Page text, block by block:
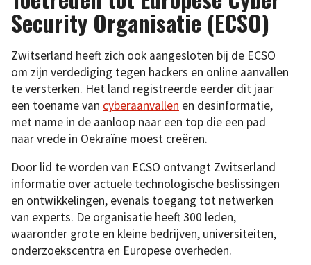
Security Organisatie (ECSO)
Zwitserland heeft zich ook aangesloten bij de ECSO
om zijn verdediging tegen hackers en online aanvallen
te versterken. Het land registreerde eerder dit jaar
een toename van cyberaanvallen en desinformatie,
met name in de aanloop naar een top die een pad
naar vrede in Oekraïne moest creëren.
Door lid te worden van ECSO ontvangt Zwitserland
informatie over actuele technologische beslissingen
en ontwikkelingen, evenals toegang tot netwerken
van experts. De organisatie heeft 300 leden,
waaronder grote en kleine bedrijven, universiteiten,
onderzoekscentra en Europese overheden.